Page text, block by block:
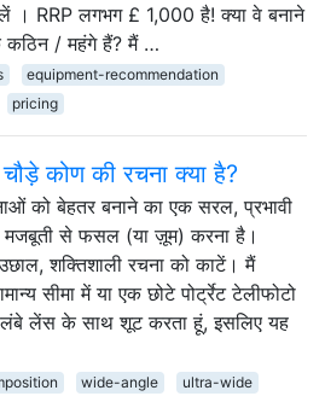
लें । RRP लगभग £ 1,000 है! क्या वे बनाने
कठिन / महंगे हैं? मैं …
equipment-recommendation
pricing
कोण की रचना क्या है?
को बेहतर बनाने का एक सरल, प्रभावी
मजबूती से फसल (या ज़ूम) करना है।
शक्तिशाली रचना को काटें। मैं
सीमा में या एक छोटे पोर्ट्रेट टेलीफोटो
लेंस के साथ शूट करता हूं, इसलिए यह
wide-angle ultra-wide